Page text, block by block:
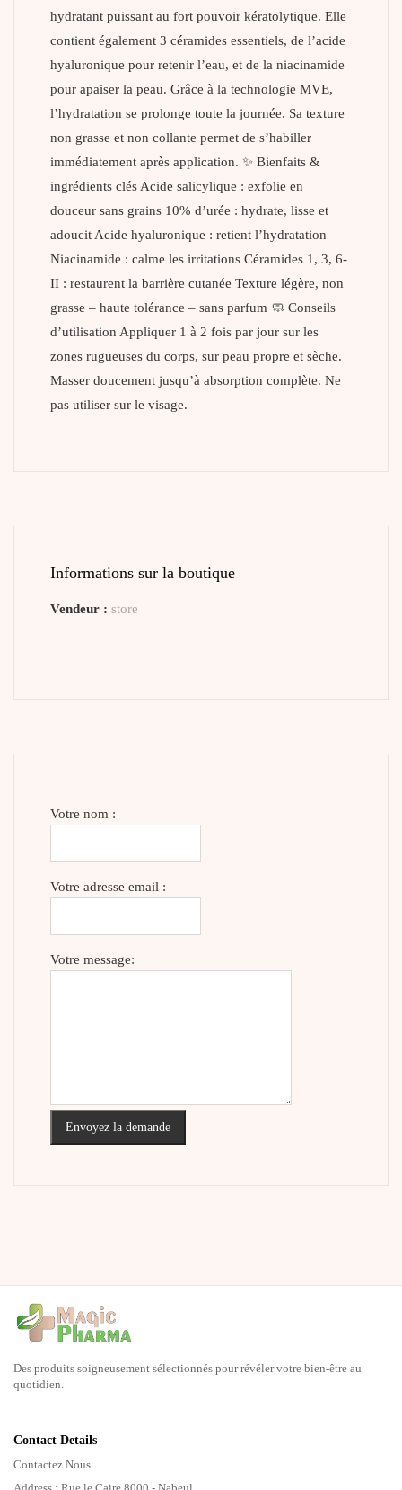
hydratant puissant au fort pouvoir kératolytique. Elle
contient également 3 céramides essentiels, de l’acide
hyaluronique pour retenir l’eau, et de la niacinamide
pour apaiser la peau. Grâce à la technologie MVE,
l’hydratation se prolonge toute la journée. Sa texture
non grasse et non collante permet de s’habiller
immédiatement après application. ✨ Bienfaits &
ingrédients clés Acide salicylique : exfolie en
douceur sans grains 10% d’urée : hydrate, lisse et
adoucit Acide hyaluronique : retient l’hydratation
Niacinamide : calme les irritations Céramides 1, 3, 6-
II : restaurent la barrière cutanée Texture légère, non
grasse – haute tolérance – sans parfum 🧼 Conseils
d’utilisation Appliquer 1 à 2 fois par jour sur les
zones rugueuses du corps, sur peau propre et sèche.
Masser doucement jusqu’à absorption complète. Ne
pas utiliser sur le visage.
Informations sur la boutique
Vendeur : store
Votre nom :
Votre adresse email :
Votre message:
Envoyez la demande
Des produits soigneusement sélectionnés pour révéler votre bien-être au
quotidien.
Contact Details
Contactez Nous